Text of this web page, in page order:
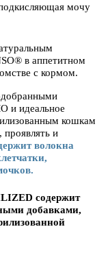
мочу
в аппетитном
с кормом.
и идеальное
кошкам
проявлять и
волокна
содержит
добавками,